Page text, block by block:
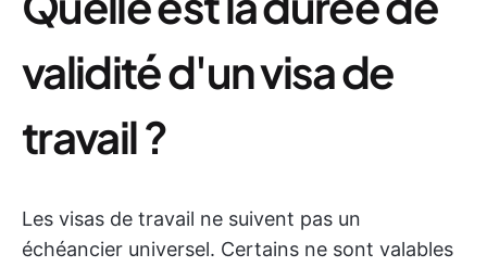
validité d'un visa de
travail ?
Les visas de travail ne suivent pas un
échéancier universel. Certains ne sont valables